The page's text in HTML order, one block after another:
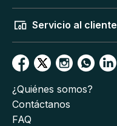
Servicio al cliente
¿Quiénes somos?
Contáctanos
FAQ